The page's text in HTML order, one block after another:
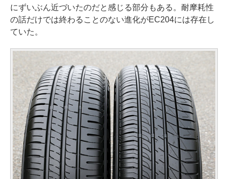
にずいぶん近づいたのだと感じる部分もある。耐摩耗性
の話だけでは終わることのない進化がEC204には存在し
ていた。